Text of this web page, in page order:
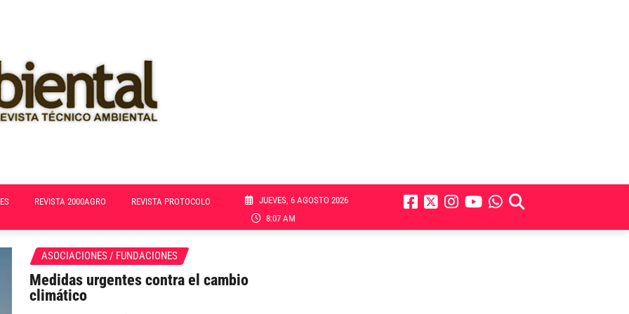
REVISTA 2000AGRO REVISTA PROTOCOLO
JUEVES, 6 AGOSTO 2026
8:07 AM
ASOCIACIONES / FUNDACIONES
Medidas urgentes contra el cambio
climático